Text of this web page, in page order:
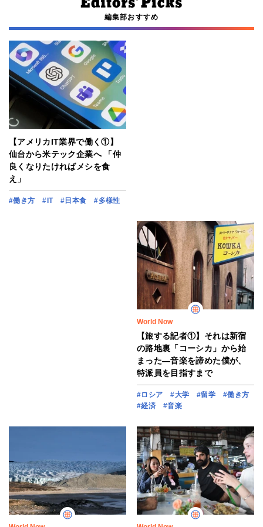
編集部おすすめ
【アメリカIT業界で働く①】
仙台から米テック企業へ 「仲
良くなりたければメシを食
え」
#働き方 #IT #日本食 #多様性
World Now
【旅する記者①】それは新宿
の路地裏「コーシカ」から始
まった―音楽を諦めた僕が、
特派員を目指すまで
#ロシア #大学 #留学
#働き方
#経済
#音楽